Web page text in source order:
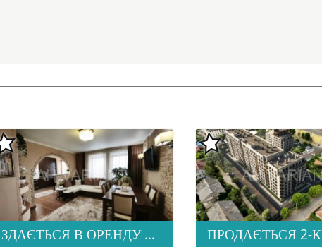
ЗДАЄТЬСЯ В ОРЕНДУ СІМЕЙНА ДВОРІВНЕВА КВАРТИРА В М. УЖГОРОД